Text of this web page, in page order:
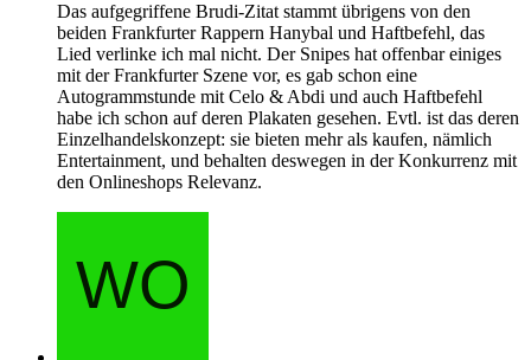
Das aufgegriffene Brudi-Zitat stammt übrigens von den
beiden Frankfurter Rappern Hanybal und Haftbefehl, das
Lied verlinke ich mal nicht. Der Snipes hat offenbar einiges
mit der Frankfurter Szene vor, es gab schon eine
Autogrammstunde mit Celo & Abdi und auch Haftbefehl
habe ich schon auf deren Plakaten gesehen. Evtl. ist das deren
Einzelhandelskonzept: sie bieten mehr als kaufen, nämlich
Entertainment, und behalten deswegen in der Konkurrenz mit
den Onlineshops Relevanz.